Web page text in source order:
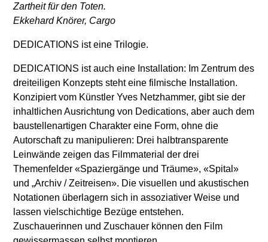
Zartheit für den Toten.
Ekkehard Knörer, Cargo
DEDICATIONS ist eine Trilogie.
DEDICATIONS ist auch eine Installation: Im Zentrum des
dreiteiligen Konzepts steht eine filmische Installation.
Konzipiert vom Künstler Yves Netzhammer, gibt sie der
inhaltlichen Ausrichtung von Dedications, aber auch dem
baustellenartigen Charakter eine Form, ohne die
Autorschaft zu manipulieren: Drei halbtransparente
Leinwände zeigen das Filmmaterial der drei
Themenfelder «Spaziergänge und Träume», «Spital»
und „Archiv / Zeitreisen». Die visuellen und akustischen
Notationen überlagern sich in assoziativer Weise und
lassen vielschichtige Bezüge entstehen.
Zuschauerinnen und Zuschauer können den Film